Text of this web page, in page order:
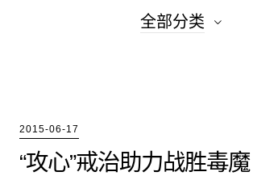
全部分类
吸毒者的案例
2015-06-17
“攻心”戒治助力战胜毒魔